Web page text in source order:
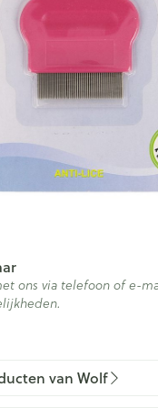
ons via telefoon of e-
van Wolf